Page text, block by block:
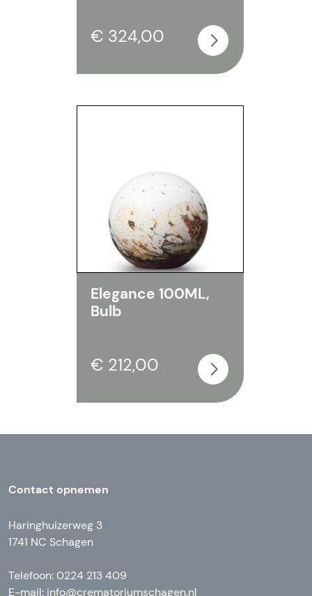
€ 324,00
Elegance 100ML,
Bulb
€ 212,00
Contact opnemen
Haringhuizerweg 3
1741 NC Schagen
Telefoon: 0224 213 409
E-mail: info@crematoriumschagen.nl